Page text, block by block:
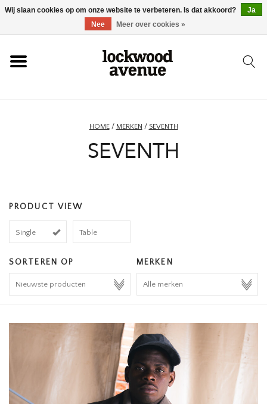
HOME
ACCESSOIRES
HOMEWARE
HOME/ MERKEN / SEVENTH
SEVENTH
PRODUCT VIEW
Single Table
SORTEREN OP MERKEN
Wij slaan cookies op om onze website te verbeteren. Is dat akkoord?
Ja
Nee
Meer over cookies »